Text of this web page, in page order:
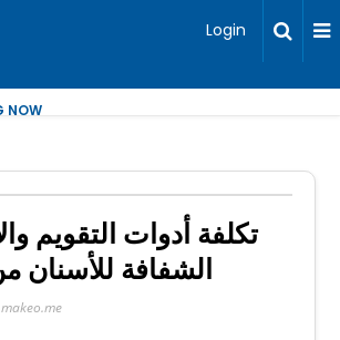
Login
NOW
تكلفة أدوات التقويم
الشفافة للأسنان
makeo.me